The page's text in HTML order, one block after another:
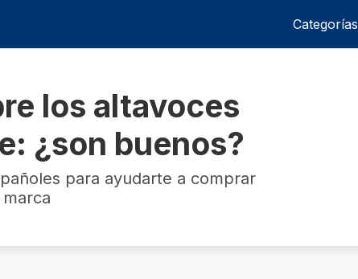
Categorías
los altavoces
¿son buenos?
para ayudarte a comprar